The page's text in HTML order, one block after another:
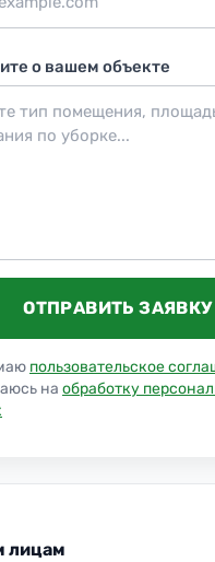
о вашем объекте
ОТПРАВИТЬ ЗАЯВКУ
пользовательское
на обработку
лицам